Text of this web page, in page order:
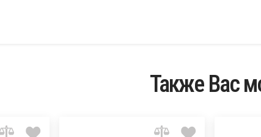
Также Вас